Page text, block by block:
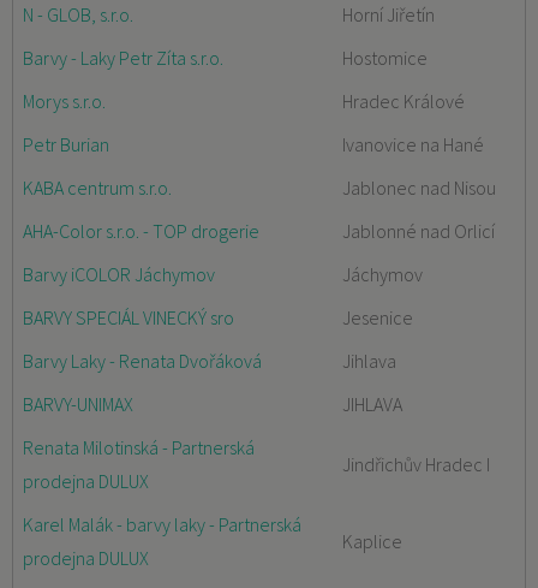
N - GLOB, s.r.o.
Horní Jiřetín
Barvy - Laky Petr Zíta s.r.o.
Hostomice
Morys s.r.o.
Hradec Králové
Petr Burian
Ivanovice na Hané
KABA centrum s.r.o.
Jablonec nad Nisou
AHA-Color s.r.o. - TOP drogerie
Jablonné nad Orlicí
Barvy iCOLOR Jáchymov
Jáchymov
BARVY SPECIÁL VINECKÝ sro
Jesenice
Barvy Laky - Renata Dvořáková
Jihlava
BARVY-UNIMAX
JIHLAVA
Renata Milotinská - Partnerská
prodejna DULUX
Jindřichův Hradec I
Karel Malák - barvy laky - Partnerská
prodejna DULUX
Kaplice